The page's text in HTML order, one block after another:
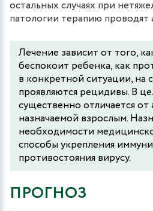
остальных случаях при
патологии терапию проводят
Лечение зависит от того,
беспокоит ребенка, как
в конкретной ситуации, на
проявляются рецидивы. В
существенно отличается от
назначаемой взрослым.
необходимости
способы укрепления
противостояния вирусу.
ПРОГНОЗ